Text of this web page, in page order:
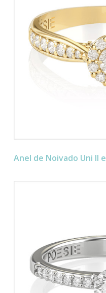
Anel de Noivado Uni II